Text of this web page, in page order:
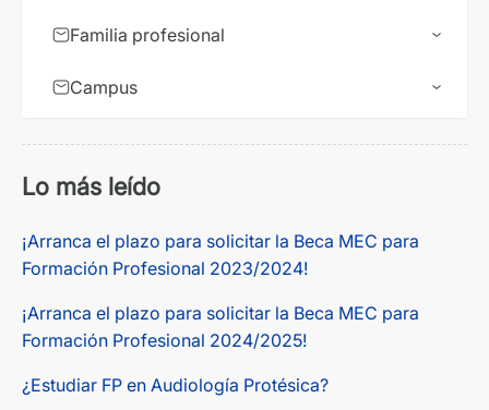
Familia profesional
Campus
Lo más leído
¡Arranca el plazo para solicitar la Beca MEC para
Formación Profesional 2023/2024!
¡Arranca el plazo para solicitar la Beca MEC para
Formación Profesional 2024/2025!
¿Estudiar FP en Audiología Protésica?